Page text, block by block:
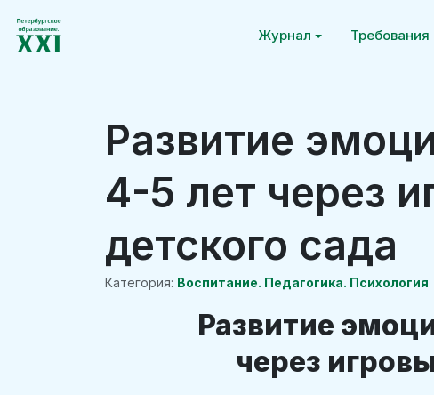
Журнал
Развитие
4-5 лет через
детского сада
Категория: Воспитание. Педагогика. Психология
Развитие
через